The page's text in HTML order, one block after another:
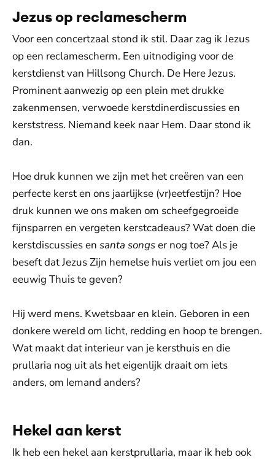
Jezus op reclamescherm
Voor een concertzaal stond ik stil. Daar zag ik Jezus
op een reclamescherm. Een uitnodiging voor de
kerstdienst van Hillsong Church. De Here Jezus.
Prominent aanwezig op een plein met drukke
zakenmensen, verwoede kerstdinerdiscussies en
kerststress. Niemand keek naar Hem. Daar stond ik
dan.
Hoe druk kunnen we zijn met het creëren van een
perfecte kerst en ons jaarlijkse (vr)eetfestijn? Hoe
druk kunnen we ons maken om scheefgegroeide
fijnsparren en vergeten kerstcadeaus? Wat doen die
kerstdiscussies en santa songser nog toe? Als je
beseft dat Jezus Zijn hemelse huis verliet om jou een
eeuwig Thuis te geven?
Hij werd mens. Kwetsbaar en klein. Geboren in een
donkere wereld om licht, redding en hoop te brengen.
Wat maakt dat interieur van je kersthuis en die
prullaria nog uit als het eigenlijk draait om iets
anders, om Iemand anders?
Hekel aan kerst
Ik heb een hekel aan kerstprullaria, maar ik heb ook